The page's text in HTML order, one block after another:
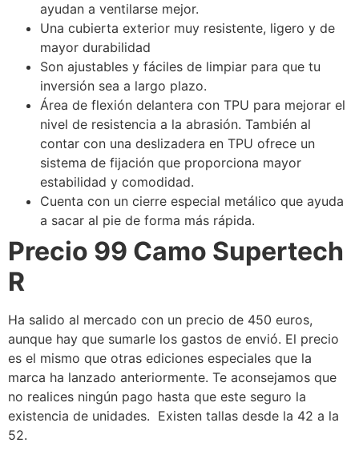
ayudan a ventilarse mejor.
Una cubierta exterior muy resistente, ligero y de
mayor durabilidad
Son ajustables y fáciles de limpiar para que tu
inversión sea a largo plazo.
Área de flexión delantera con TPU para mejorar el
nivel de resistencia a la abrasión. También al
contar con una deslizadera en TPU ofrece un
sistema de fijación que proporciona mayor
estabilidad y comodidad.
Cuenta con un cierre especial metálico que ayuda
a sacar al pie de forma más rápida.
Precio 99 Camo Supertech
R
Ha salido al mercado con un precio de 450 euros,
aunque hay que sumarle los gastos de envió. El precio
es el mismo que otras ediciones especiales que la
marca ha lanzado anteriormente. Te aconsejamos que
no realices ningún pago hasta que este seguro la
existencia de unidades. Existen tallas desde la 42 a la
52.